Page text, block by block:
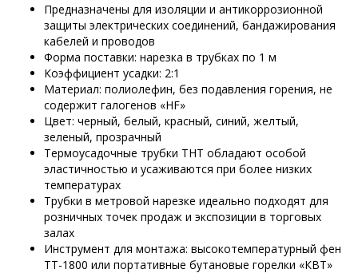
Предназначены для изоляции и антикоррозионной
защиты электрических соединений, бандажирования
кабелей и проводов
Форма поставки: нарезка в трубках по 1 м
Коэффициент усадки: 2:1
Материал: полиолефин, без подавления горения, не
содержит галогенов «HF»
Цвет: черный, белый, красный, синий, желтый,
зеленый, прозрачный
Термоусадочные трубки ТНТ обладают особой
эластичностью и усаживаются при более низких
температурах
Трубки в метровой нарезке идеально подходят для
розничных точек продаж и экспозиции в торговых
залах
Инструмент для монтажа: высокотемпературный фен
ТТ-1800 или портативные бутановые горелки «КВТ»